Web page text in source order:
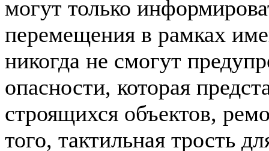
могут только
перемещения в рамках
никогда не смогут
опасности, которая
строящихся объектов,
того, тактильная трость